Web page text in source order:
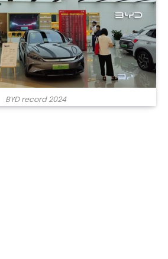
BYD record 2024